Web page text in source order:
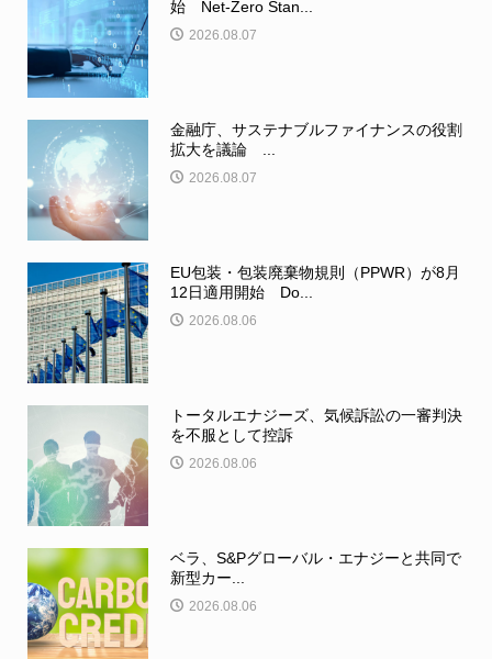
始 Net-Zero Stan...
2026.08.07
金融庁、サステナブルファイナンスの役割
拡大を議論 ...
2026.08.07
EU包装・包装廃棄物規則（PPWR）が8月
12日適用開始 Do...
2026.08.06
トータルエナジーズ、気候訴訟の一審判決
を不服として控訴
2026.08.06
ベラ、S&Pグローバル・エナジーと共同で
新型カー...
2026.08.06